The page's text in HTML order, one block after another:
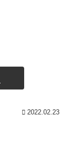
2022.02.23